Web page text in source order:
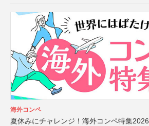
海外コンペ
夏休みにチャレンジ！海外コンペ特集2026